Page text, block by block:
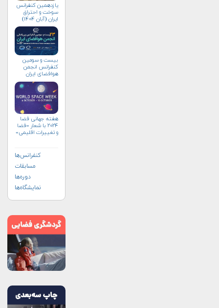
یازدهمین کنفرانس
سوخت و احتراق
ایران (آبان‌ ۱۴۰۴)
بیست و سومین
کنفرانس انجمن
هوافضای ايران
هفته جهانی فضا
۲۰۲۴ با شعار «فضا
و تغییرات اقلیمی»
کنفرانس‌ها
مسابقات
دوره‌ها
نمایشگاه‌ها